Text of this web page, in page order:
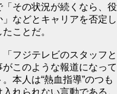
その状況が続くなら、役
などとキャリアを否定し
ことだ。
フジテレビのスタッフと
このような報道になって
本人は“熱血指導”のつも
れられない言動である。